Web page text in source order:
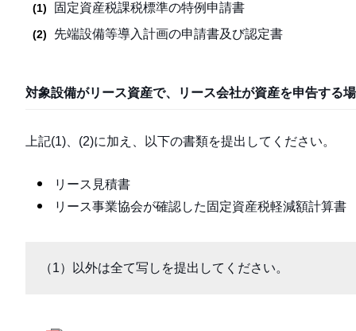
固定資産税課税標準の特例申請書
先端設備等導入計画の申請書及び認定書
対象設備がリース資産で、リース会社が資産を申告する
上記(1)、(2)に加え、以下の書類を提出してください。
リース見積書
リース事業協会が確認した固定資産税軽減額計算書
（1）以外は全て写しを提出してください。